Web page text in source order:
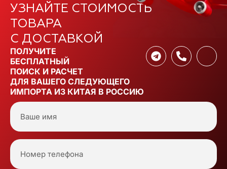
УЗНАЙТЕ СТОИМОСТЬ
ТОВАРА
С ДОСТАВКОЙ
ПОЛУЧИТЕ
БЕСПЛАТНЫЙ
ПОИСК И РАСЧЕТ
ДЛЯ ВАШЕГО СЛЕДУЮЩЕГО
ИМПОРТА ИЗ КИТАЯ В РОССИЮ